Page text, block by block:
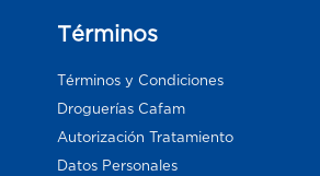
Términos
Términos y Condiciones
Droguerías Cafam
Autorización Tratamiento
Datos Personales